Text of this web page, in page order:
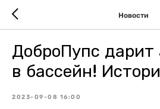
Новости
ДоброПупс дарит
в бассейн!
2023-09-08 16:00